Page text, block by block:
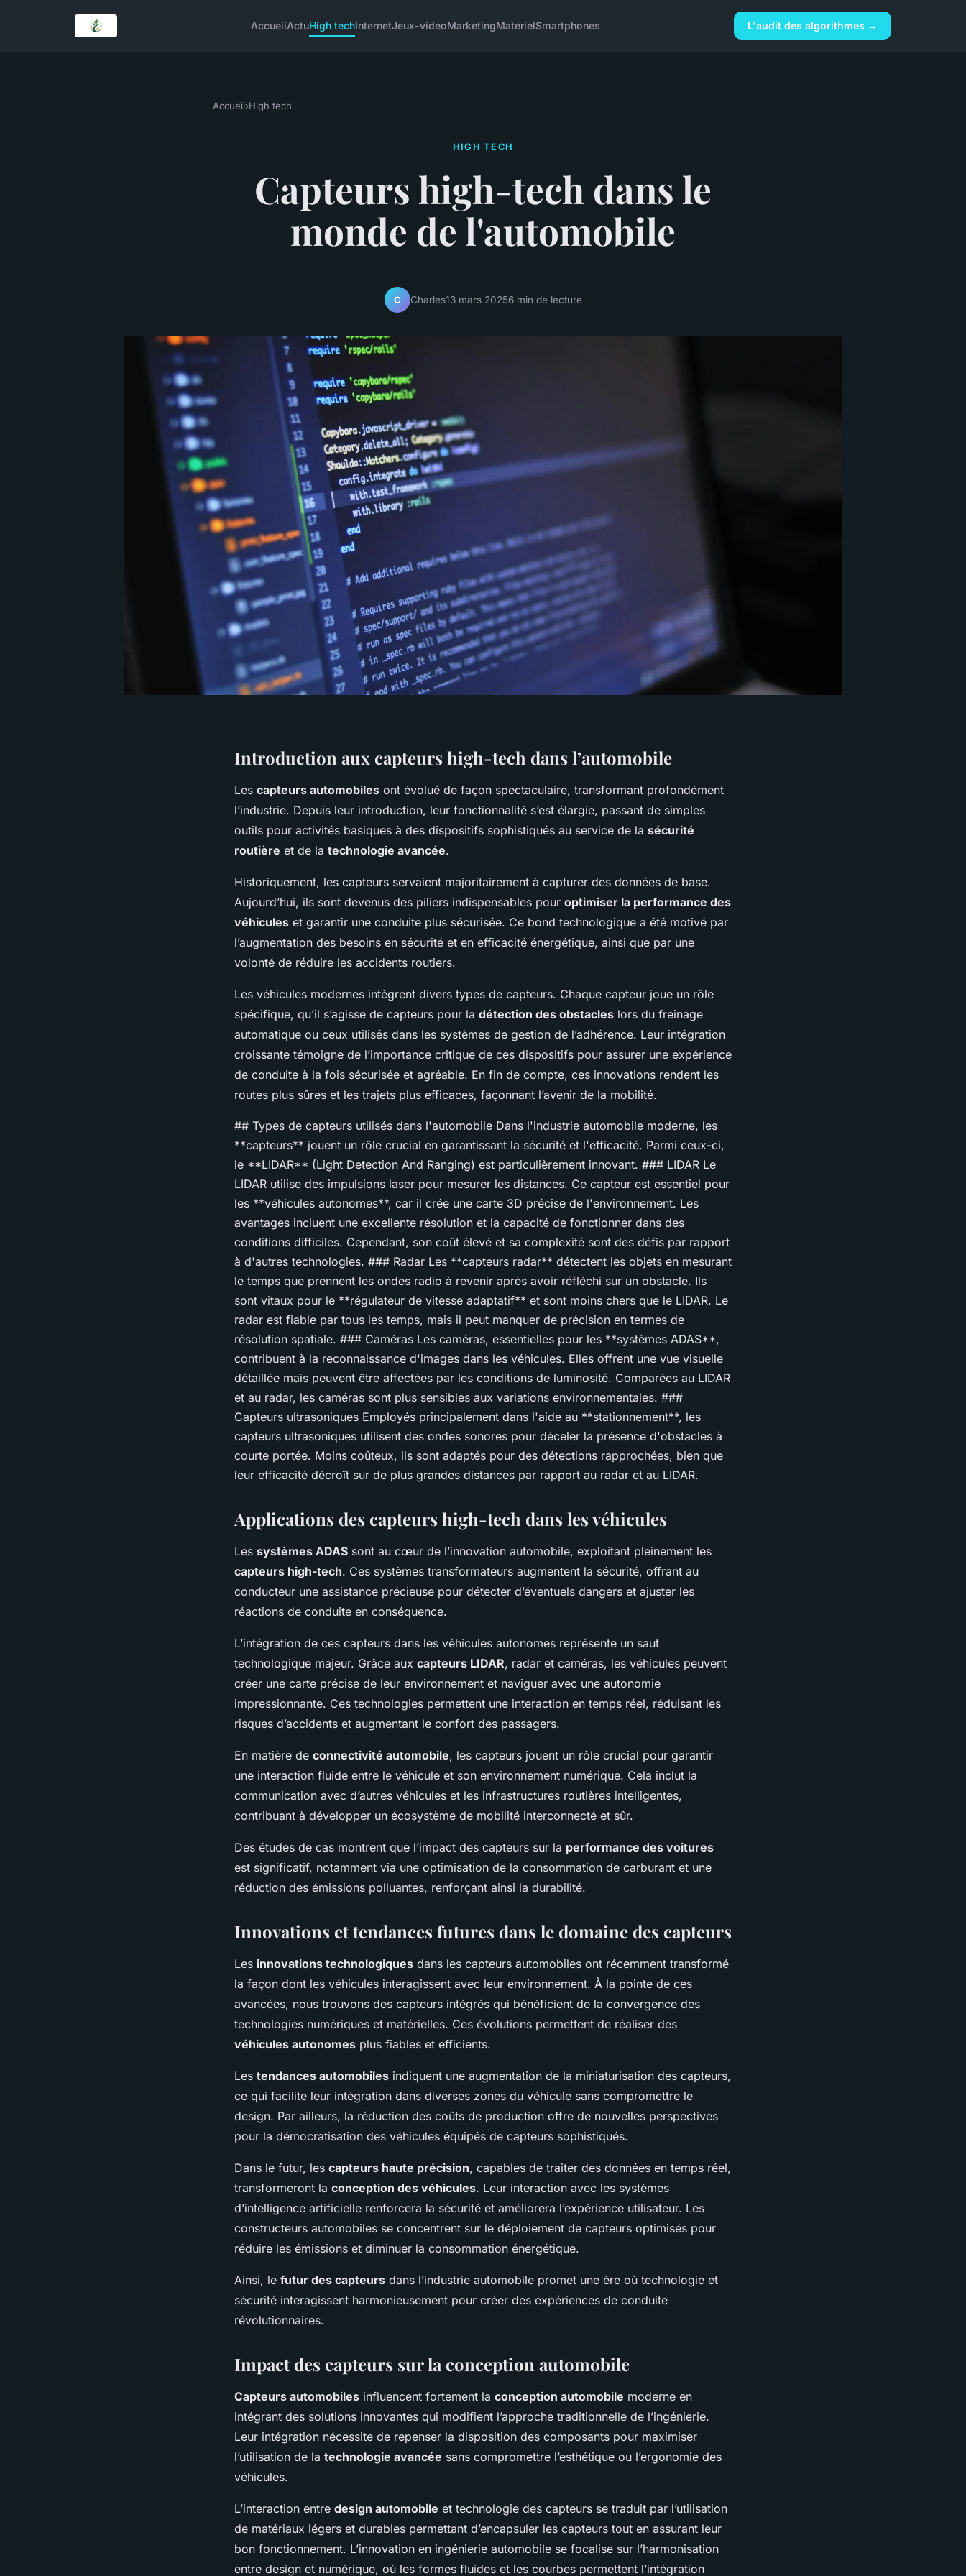
AccueilActuHigh techInternetJeux-videoMarketingMatérielSmartphones L'audit des algorithmes →
Accueil›High tech
HIGH TECH
Capteurs high-tech dans le
monde de l'automobile
C Charles13 mars 20256 min de lecture
Introduction aux capteurs high-tech dans l’automobile
Les capteurs automobiles ont évolué de façon spectaculaire, transformant profondément
l’industrie. Depuis leur introduction, leur fonctionnalité s’est élargie, passant de simples
outils pour activités basiques à des dispositifs sophistiqués au service de la sécurité
routière et de la technologie avancée.
Historiquement, les capteurs servaient majoritairement à capturer des données de base.
Aujourd’hui, ils sont devenus des piliers indispensables pour optimiser la performance des
véhicules et garantir une conduite plus sécurisée. Ce bond technologique a été motivé par
l’augmentation des besoins en sécurité et en efficacité énergétique, ainsi que par une
volonté de réduire les accidents routiers.
Les véhicules modernes intègrent divers types de capteurs. Chaque capteur joue un rôle
spécifique, qu’il s’agisse de capteurs pour la détection des obstacles lors du freinage
automatique ou ceux utilisés dans les systèmes de gestion de l’adhérence. Leur intégration
croissante témoigne de l’importance critique de ces dispositifs pour assurer une expérience
de conduite à la fois sécurisée et agréable. En fin de compte, ces innovations rendent les
routes plus sûres et les trajets plus efficaces, façonnant l’avenir de la mobilité.
## Types de capteurs utilisés dans l'automobile Dans l'industrie automobile moderne, les
**capteurs** jouent un rôle crucial en garantissant la sécurité et l'efficacité. Parmi ceux-ci,
le **LIDAR** (Light Detection And Ranging) est particulièrement innovant. ### LIDAR Le
LIDAR utilise des impulsions laser pour mesurer les distances. Ce capteur est essentiel pour
les **véhicules autonomes**, car il crée une carte 3D précise de l'environnement. Les
avantages incluent une excellente résolution et la capacité de fonctionner dans des
conditions difficiles. Cependant, son coût élevé et sa complexité sont des défis par rapport
à d'autres technologies. ### Radar Les **capteurs radar** détectent les objets en mesurant
le temps que prennent les ondes radio à revenir après avoir réfléchi sur un obstacle. Ils
sont vitaux pour le **régulateur de vitesse adaptatif** et sont moins chers que le LIDAR. Le
radar est fiable par tous les temps, mais il peut manquer de précision en termes de
résolution spatiale. ### Caméras Les caméras, essentielles pour les **systèmes ADAS**,
contribuent à la reconnaissance d'images dans les véhicules. Elles offrent une vue visuelle
détaillée mais peuvent être affectées par les conditions de luminosité. Comparées au LIDAR
et au radar, les caméras sont plus sensibles aux variations environnementales. ###
Capteurs ultrasoniques Employés principalement dans l'aide au **stationnement**, les
capteurs ultrasoniques utilisent des ondes sonores pour déceler la présence d'obstacles à
courte portée. Moins coûteux, ils sont adaptés pour des détections rapprochées, bien que
leur efficacité décroît sur de plus grandes distances par rapport au radar et au LIDAR.
Applications des capteurs high-tech dans les véhicules
Les systèmes ADAS sont au cœur de l’innovation automobile, exploitant pleinement les
capteurs high-tech. Ces systèmes transformateurs augmentent la sécurité, offrant au
conducteur une assistance précieuse pour détecter d’éventuels dangers et ajuster les
réactions de conduite en conséquence.
L’intégration de ces capteurs dans les véhicules autonomes représente un saut
technologique majeur. Grâce aux capteurs LIDAR, radar et caméras, les véhicules peuvent
créer une carte précise de leur environnement et naviguer avec une autonomie
impressionnante. Ces technologies permettent une interaction en temps réel, réduisant les
risques d’accidents et augmentant le confort des passagers.
En matière de connectivité automobile, les capteurs jouent un rôle crucial pour garantir
une interaction fluide entre le véhicule et son environnement numérique. Cela inclut la
communication avec d’autres véhicules et les infrastructures routières intelligentes,
contribuant à développer un écosystème de mobilité interconnecté et sûr.
Des études de cas montrent que l’impact des capteurs sur la performance des voitures
est significatif, notamment via une optimisation de la consommation de carburant et une
réduction des émissions polluantes, renforçant ainsi la durabilité.
Innovations et tendances futures dans le domaine des capteurs
Les innovations technologiques dans les capteurs automobiles ont récemment transformé
la façon dont les véhicules interagissent avec leur environnement. À la pointe de ces
avancées, nous trouvons des capteurs intégrés qui bénéficient de la convergence des
technologies numériques et matérielles. Ces évolutions permettent de réaliser des
véhicules autonomes plus fiables et efficients.
Les tendances automobiles indiquent une augmentation de la miniaturisation des capteurs,
ce qui facilite leur intégration dans diverses zones du véhicule sans compromettre le
design. Par ailleurs, la réduction des coûts de production offre de nouvelles perspectives
pour la démocratisation des véhicules équipés de capteurs sophistiqués.
Dans le futur, les capteurs haute précision, capables de traiter des données en temps réel,
transformeront la conception des véhicules. Leur interaction avec les systèmes
d’intelligence artificielle renforcera la sécurité et améliorera l’expérience utilisateur. Les
constructeurs automobiles se concentrent sur le déploiement de capteurs optimisés pour
réduire les émissions et diminuer la consommation énergétique.
Ainsi, le futur des capteurs dans l’industrie automobile promet une ère où technologie et
sécurité interagissent harmonieusement pour créer des expériences de conduite
révolutionnaires.
Impact des capteurs sur la conception automobile
Capteurs automobiles influencent fortement la conception automobile moderne en
intégrant des solutions innovantes qui modifient l’approche traditionnelle de l’ingénierie.
Leur intégration nécessite de repenser la disposition des composants pour maximiser
l’utilisation de la technologie avancée sans compromettre l’esthétique ou l’ergonomie des
véhicules.
L’interaction entre design automobile et technologie des capteurs se traduit par l’utilisation
de matériaux légers et durables permettant d’encapsuler les capteurs tout en assurant leur
bon fonctionnement. L’innovation en ingénierie automobile se focalise sur l’harmonisation
entre design et numérique, où les formes fluides et les courbes permettent l’intégration